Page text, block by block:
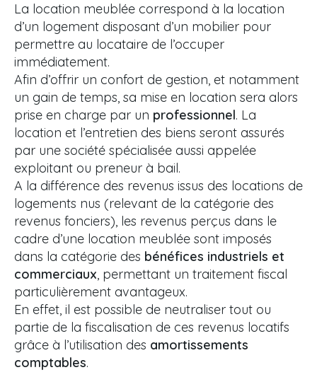
La location meublée correspond à la location
d’un logement disposant d’un mobilier pour
permettre au locataire de l’occuper
immédiatement.
Afin d’offrir un confort de gestion, et notamment
un gain de temps, sa mise en location sera alors
prise en charge par un professionnel. La
location et l’entretien des biens seront assurés
par une société spécialisée aussi appelée
exploitant ou preneur à bail.
A la différence des revenus issus des locations de
logements nus (relevant de la catégorie des
revenus fonciers), les revenus perçus dans le
cadre d’une location meublée sont imposés
dans la catégorie des bénéfices industriels et
commerciaux, permettant un traitement fiscal
particulièrement avantageux.
En effet, il est possible de neutraliser tout ou
partie de la fiscalisation de ces revenus locatifs
grâce à l’utilisation des amortissements
comptables.